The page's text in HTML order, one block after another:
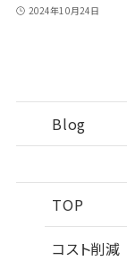
2024年10月24日
Blog
TOP
コスト削減